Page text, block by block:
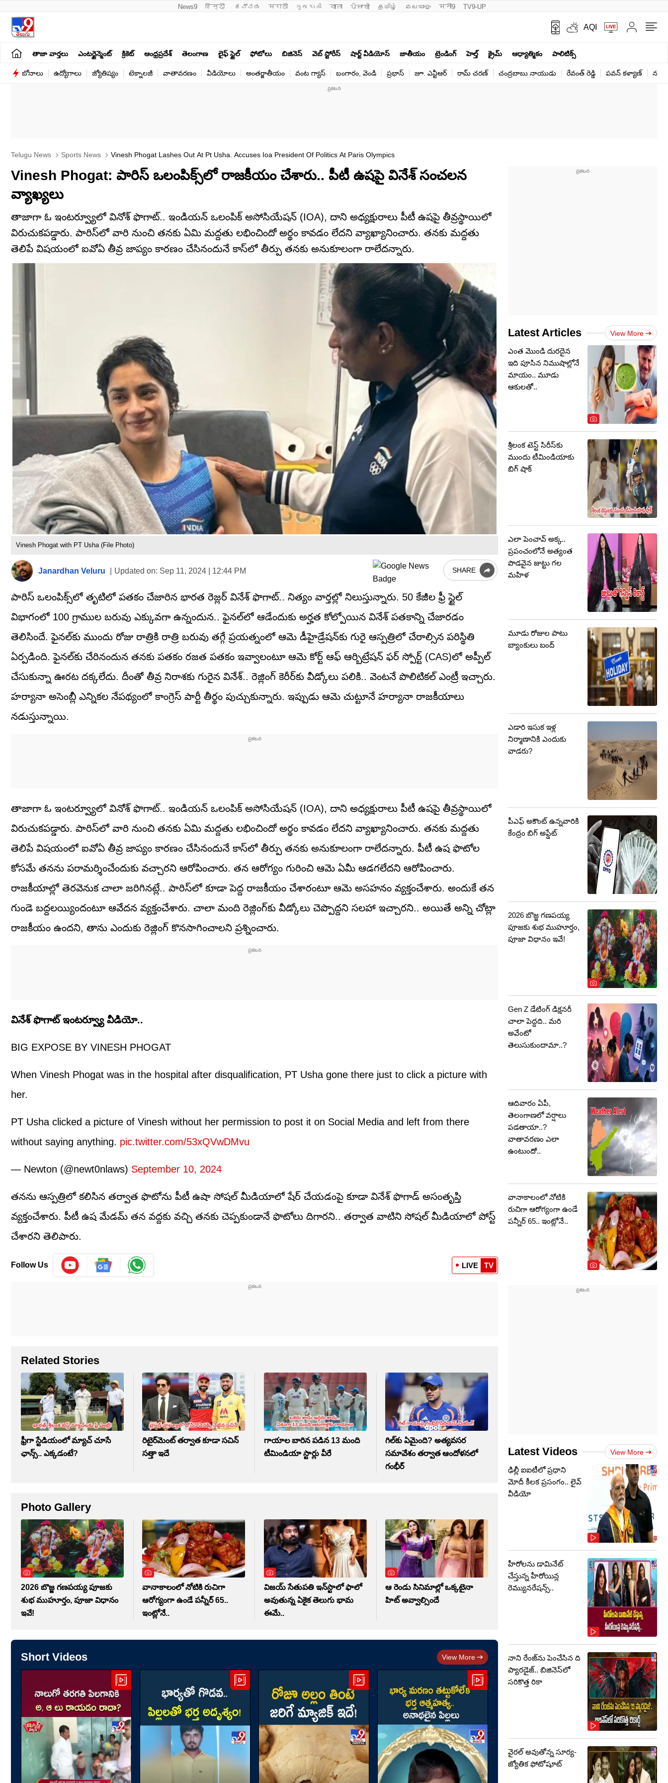
News9 हिन्दी ಕನ್ನಡ मराठी ગુજરાતી বাংলা ਪੰਜਾਬੀ தமிழ் മലയാളം मनी9 TV9-UP
AQI
తాజా వార్తలు ఎంటర్టైన్మెంట్ క్రికెట్ ఆంధ్రప్రదేశ్ తెలంగాణ లైఫ్ స్టైల్ ఫోటోలు బిజినెస్ వెబ్ స్టోరీస్ షార్ట్ వీడియోస్ జాతీయం ట్రెండింగ్ హెల్త్‌ క్రైమ్ ఆధ్యాత్మికం పాలిటిక్స్‌
బోనాలు ఉద్యోగాలు జ్యోతిష్యం టెక్నాలజీ వాతావరణం వీడియోలు అంతర్జాతీయం వంట గ్యాస్ బంగారం, వెండి ప్రభాస్ జూ. ఎన్టీఆర్ రామ్ చ‌ర‌ణ్‌ చంద్రబాబు నాయుడు రేవంత్ రెడ్డి పవన్ కళ్యాణ్
Telugu News Sports News Vinesh Phogat Lashes Out At Pt Usha. Accuses Ioa President Of Politics At Paris Olympics
Vinesh Phogat: పారిస్‌ ఒలంపిక్స్‌లో రాజకీయం చేశారు.. పీటీ ఉషపై వినేశ్ సంచలన
వ్యాఖ్యలు
తాజాగా ఓ ఇంటర్వ్యూలో వినోశ్ ఫొగాట్.. ఇండియన్ ఒలంపిక్ అసోసియేషన్ (IOA), దాని అధ్యక్షురాలు పీటీ ఉషపై తీవ్రస్థాయిలో
విరుచుకపడ్డారు. పారిస్‌లో వారి నుంచి తనకు ఏమి మద్దతు లభించిందో అర్థం కావడం లేదని వ్యాఖ్యానించారు. తనకు మద్దతు
తెలిపే విషయంలో ఐవోఏ తీవ్ర జాప్యం కారణం చేసినందునే కాస్‌లో తీర్పు తనకు అనుకూలంగా రాలేదన్నారు.
Vinesh Phogat with PT Usha (File Photo)
Janardhan Veluru Updated on: Sep 11, 2024 | 12:44 PM SHARE
పారిస్ ఒలంపిక్స్‌లో తృటిలో పతకం చేజారిన భారత రెజ్లర్ వినేశ్ ఫొగాట్.. నిత్యం వార్తల్లో నిలుస్తున్నారు. 50 కేజీల ఫ్రీ స్టైల్
విభాగంలో 100 గ్రాముల బరువు ఎక్కువగా ఉన్నందున.. ఫైనల్‌‌లో ఆడేందుకు అర్హత కోల్పోయిన వినేశ్‌ పతకాన్ని చేజారడం
తెలిసిందే. ఫైనల్‌కు ముందు రోజు రాత్రికి రాత్రి బరువు తగ్గే ప్రయత్నంలో ఆమె డీహైడ్రేషన్‌కు గురై ఆస్పత్రిలో చేరాల్సిన పరిస్థితి
ఏర్పడింది. ఫైనల్‌కు చేరినందున తనకు పతకం రజత పతకం ఇవ్వాలంటూ ఆమె కోర్ట్ ఆఫ్ ఆర్బిట్రేషన్ ఫర్ స్పోర్ట్ (CAS)లో అప్పీల్
చేసుకున్నా ఊరట దక్కలేదు. దీంతో తీవ్ర నిరాశకు గురైన వినేశ్.. రెజ్లింగ్ కెరీర్‌కు వీడ్కోలు పలికి.. వెంటనే పొలిటికల్ ఎంట్రీ ఇచ్చారు.
హర్యానా అసెంబ్లీ ఎన్నికల నేపథ్యంలో కాంగ్రెస్ పార్టీ తీర్థం పుచ్చుకున్నారు. ఇప్పుడు ఆమె చుట్టూనే హర్యానా రాజకీయాలు
నడుస్తున్నాయి.
తాజాగా ఓ ఇంటర్వ్యూలో వినోశ్ ఫొగాట్.. ఇండియన్ ఒలంపిక్ అసోసియేషన్ (IOA), దాని అధ్యక్షురాలు పీటీ ఉషపై తీవ్రస్థాయిలో
విరుచుకపడ్డారు. పారిస్‌లో వారి నుంచి తనకు ఏమి మద్దతు లభించిందో అర్థం కావడం లేదని వ్యాఖ్యానించారు. తనకు మద్దతు
తెలిపే విషయంలో ఐవోఏ తీవ్ర జాప్యం కారణం చేసినందునే కాస్‌లో తీర్పు తనకు అనుకూలంగా రాలేదన్నారు. పీటీ ఉష ఫొటోల
కోసమే తనను పరామర్శించేందుకు వచ్చారని ఆరోపించారు. తన ఆరోగ్యం గురించి ఆమె ఏమీ ఆడగలేదని ఆరోపించారు.
రాజకీయాల్లో తెరవెనుక చాలా జరిగినట్లే.. పారిస్‌లో కూడా పెద్ద రాజకీయం చేశారంటూ ఆమె అసహనం వ్యక్తంచేశారు. అందుకే తన
గుండె బద్దలయ్యిందంటూ ఆవేదన వ్యక్తంచేశారు. చాలా మంది రెజ్లింగ్‌కు వీడ్కోలు చెప్పొద్దని సలహా ఇచ్చారని.. అయితే అన్ని చోట్లా
రాజకీయం ఉందని, తాను ఎందుకు రెజ్లింగ్ కొనసాగించాలని ప్రశ్నించారు.
వినేశ్ ఫొగాట్ ఇంటర్వ్యూ వీడియో..
BIG EXPOSE BY VINESH PHOGAT
When Vinesh Phogat was in the hospital after disqualification, PT Usha gone there just to click a picture with
her.
PT Usha clicked a picture of Vinesh without her permission to post it on Social Media and left from there
without saying anything. pic.twitter.com/53xQVwDMvu
— Newton (@newt0nlaws) September 10, 2024
తనను ఆస్పత్రిలో కలిసిన తర్వాత ఫొటోను పీటీ ఉషా సోషల్ మీడియాలో షేర్ చేయడంపై కూడా వినేశ్ ఫొగాడ్ అసంతృప్తి
వ్యక్తంచేశారు. పీటీ ఉష మేడమ్ తన వద్దకు వచ్చి తనకు చెప్పకుండానే ఫొటోలు దిగారని.. తర్వాత వాటిని సోషల్ మీడియాలో పోస్ట్
చేశారని తెలిపారు.
Follow Us LIVE TV
Related Stories
ఫ్రీగా స్టేడియంలో మ్యాచ్ చూసే
ఛాన్స్.. ఎక్కడంటే?
రిటైర్‌మెంట్ తర్వాత కూడా సచిన్
సత్తా ఇదే
గాయాల బారిన పడిన 13 మంది
టీమిండియా స్టార్లు వీరే
గిల్‌కు ఏమైంది? అత్యవసర
సమావేశం తర్వాత ఆందోళనలో
గంభీర్
Photo Gallery
2026 బొజ్జ గణపయ్య పూజకు
శుభ ముహూర్తం, పూజా విధానం
ఇవే!
వానాకాలంలో నోటికి రుచిగా
ఆరోగ్యంగా ఉండే పన్నీర్ 65..
ఇంట్లోనే..
విజయ్ సేతుపతి ఇన్‌స్టాలో ఫాలో
అవుతున్న ఏకైక తెలుగు భామ
ఈమే..
ఆ రెండు సినిమాల్లో ఒక్కటైనా
హిట్ అవ్వాల్సిందే
Short Videos View More
Latest Articles View More
ఎంత మొండి దురదైన
ఇది పూసిన నిముషాల్లోనే
మాయం.. మూడు
ఆకులతో..
శ్రీలంక టెస్ట్ సిరీస్‌కు
ముందు టీమిండియాకు
బిగ్ షాక్
ఎలా పెంచావ్ అక్క..
ప్రపంచంలోనే అత్యంత
పొడవైన జుట్టు గల
మహిళ
మూడు రోజుల పాటు
బ్యాంకులు బంద్
ఎడారి ఇసుక ఇళ్ల
నిర్మాణానికి ఎందుకు
వాడరు?
పీఎఫ్ అకౌంట్ ఉన్నవారికి
కేంద్రం బిగ్ అప్డేట్
2026 బొజ్జ గణపయ్య
పూజకు శుభ ముహూర్తం,
పూజా విధానం ఇవే!
Gen Z డేటింగ్ డిక్షనరీ
చాలా పెద్దది.. మరి
అవేంటో
తెలుసుకుందామా..?
ఆదివారం ఏపీ,
తెలంగాణలో వర్షాలు
పడతాయా..?
వాతావరణం ఎలా
ఉంటుందో..
వానాకాలంలో నోటికి
రుచిగా ఆరోగ్యంగా ఉండే
పన్నీర్ 65.. ఇంట్లోనే..
Latest Videos View More
ఢిల్లీ ఐఐటీలో ప్రధాని
మోదీ కీలక ప్రసంగం.. లైవ్
వీడియో
హీరోలను డామినేట్
చేస్తున్న హీరోయిన్ల
రెమ్యునరేషన్స్..
నాని రేంజ్‌ను పెంచేసిన ది
ప్యారడైజ్.. బిజినెస్‌లో
సరికొత్త రికా
వైరల్ అవుతోన్న సూర్య-
జ్యోతిక ఫోటోషూట్